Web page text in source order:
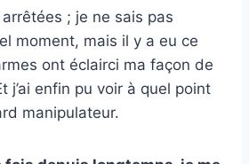
; je ne sais pas
moment, mais il y a eu ce
ont éclairci ma façon de
j’ai enfin pu voir à quel point
manipulateur.